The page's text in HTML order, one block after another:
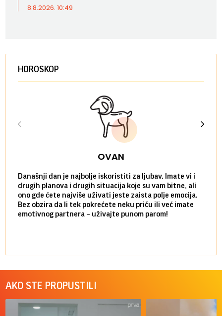
8.8.2026. 10:49
HOROSKOP
OVAN
Današnji dan je najbolje iskoristiti za ljubav. Imate vi i
drugih planova i drugih situacija koje su vam bitne, ali
ono gde ćete najviše uživati jeste zaista polje emocija.
Bez obzira da li tek pokrećete neku priču ili već imate
emotivnog partnera – uživajte punom parom!
AKO STE PROPUSTILI